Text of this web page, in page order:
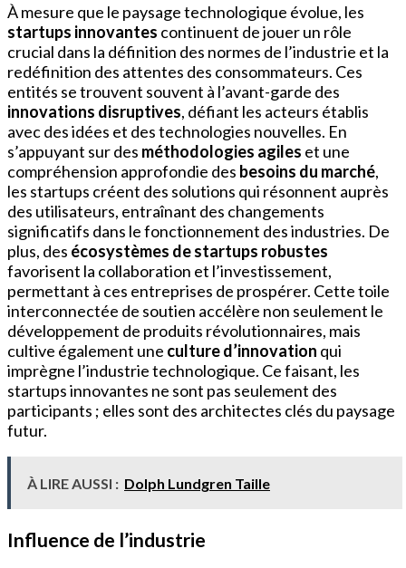
À mesure que le paysage technologique évolue, les
startups innovantes continuent de jouer un rôle
crucial dans la définition des normes de l’industrie et la
redéfinition des attentes des consommateurs. Ces
entités se trouvent souvent à l’avant-garde des
innovations disruptives, défiant les acteurs établis
avec des idées et des technologies nouvelles. En
s’appuyant sur des méthodologies agiles et une
compréhension approfondie des besoins du marché,
les startups créent des solutions qui résonnent auprès
des utilisateurs, entraînant des changements
significatifs dans le fonctionnement des industries. De
plus, des écosystèmes de startups robustes
favorisent la collaboration et l’investissement,
permettant à ces entreprises de prospérer. Cette toile
interconnectée de soutien accélère non seulement le
développement de produits révolutionnaires, mais
cultive également une culture d’innovation qui
imprègne l’industrie technologique. Ce faisant, les
startups innovantes ne sont pas seulement des
participants ; elles sont des architectes clés du paysage
futur.
À LIRE AUSSI : Dolph Lundgren Taille
Influence de l’industrie